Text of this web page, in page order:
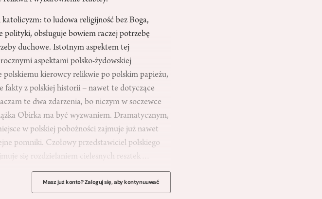
to ludowa religijność bez Boga,
polityki, obsługuje bowiem raczej potrzebę
duchowe. Istotnym aspektem tej
aspektami polsko-żydowskiej
polskiemu kierowcy relikwie po polskim papieżu,
fakty z polskiej historii – nawet te dotyczące
te dwa zdarzenia, bo niczym w soczewce
Obirka ma być wyzwaniem. Dramatycznym,
w polskiej pobożności zajmuje już nawet
pomniki. Czołowy przedstawiciel polskiego
się rozdzielaniem cielesnych resztek…
Masz już konto? Zaloguj się, aby kontynuuwać